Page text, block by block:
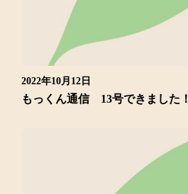
2022年10月12日
もっくん通信 13号できました！